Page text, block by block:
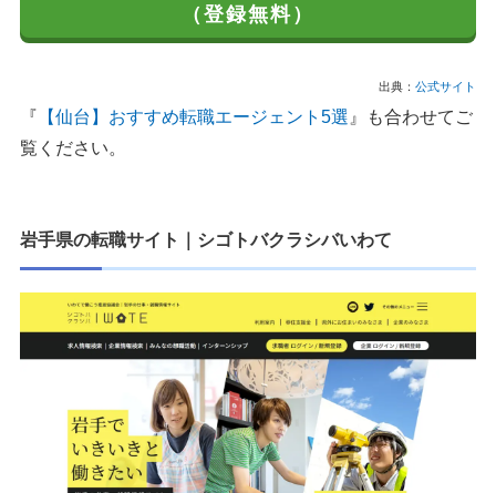
（登録無料）
出典： 公式サイト
『 【仙台】おすすめ転職エージェント5選 』も合わせてご
覧ください。
岩手県の転職サイト シゴトバクラシバいわて